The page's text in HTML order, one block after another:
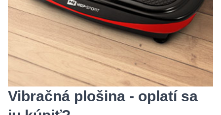
Vibračná plošina - oplatí sa